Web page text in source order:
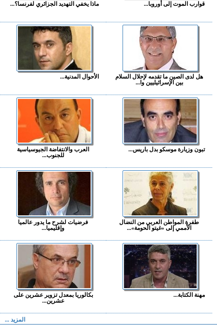
قوارب الموت إلى أوروبا... ماذا يخفي التهديد الجزائري لفرنسا؟...
هل لدى الصين ما تقدمه لإحلال السلام
بين الإسرائيليين وا...
الأحوال المدنية...
تبون وزيارة موسكو بدل باريس...
العرب والانتفاضة الجيوسياسية
للجنوب...
طفرة المواطن العربي من النضال
الأممي إلى «غيتو الحومة»...
فرضيات لشرح ما يدور عالميا
وإقليميا...
مهنة الكتابة...
بكالوريا بمعدل تزوير عشرين على
عشرين...
المزيد ...